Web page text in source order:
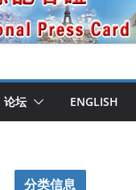
论坛 ENGLISH
分类信息